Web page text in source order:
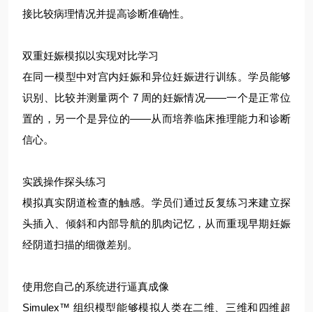
接比较病理情况并提高诊断准确性。
双重妊娠模拟以实现对比学习
在同一模型中对宫内妊娠和异位妊娠进行训练。学员能够
识别、比较并测量两个 7 周的妊娠情况——一个是正常位
置的，另一个是异位的——从而培养临床推理能力和诊断
信心。
实践操作探头练习
模拟真实阴道检查的触感。学员们通过反复练习来建立探
头插入、倾斜和内部导航的肌肉记忆，从而重现早期妊娠
经阴道扫描的细微差别。
使用您自己的系统进行逼真成像
Simulex™ 组织模型能够模拟人类在二维、三维和四维超